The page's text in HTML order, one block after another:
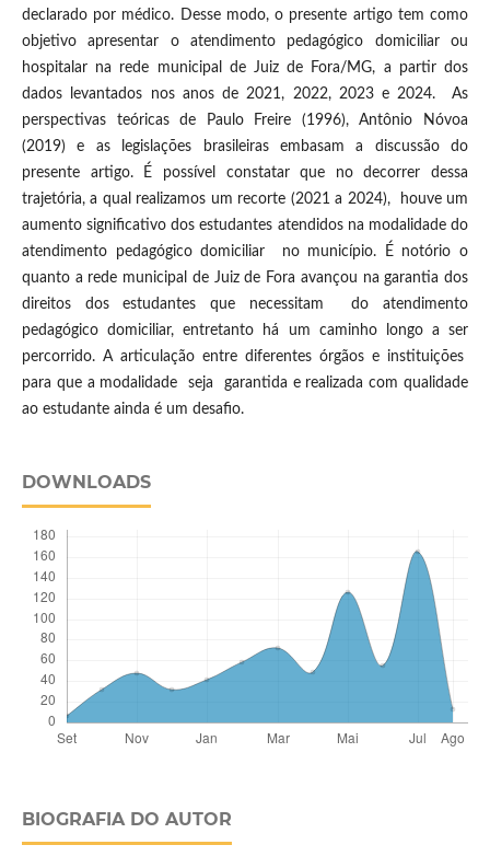
declarado por médico. Desse modo, o presente artigo tem como
objetivo apresentar o atendimento pedagógico domiciliar ou
hospitalar na rede municipal de Juiz de Fora/MG, a partir dos
dados levantados nos anos de 2021, 2022, 2023 e 2024. As
perspectivas teóricas de Paulo Freire (1996), Antônio Nóvoa
(2019) e as legislações brasileiras embasam a discussão do
presente artigo. É possível constatar que no decorrer dessa
trajetória, a qual realizamos um recorte (2021 a 2024), houve um
aumento significativo dos estudantes atendidos na modalidade do
atendimento pedagógico domiciliar no município. É notório o
quanto a rede municipal de Juiz de Fora avançou na garantia dos
direitos dos estudantes que necessitam do atendimento
pedagógico domiciliar, entretanto há um caminho longo a ser
percorrido. A articulação entre diferentes órgãos e instituições
para que a modalidade seja garantida e realizada com qualidade
ao estudante ainda é um desafio.
DOWNLOADS
BIOGRAFIA DO AUTOR